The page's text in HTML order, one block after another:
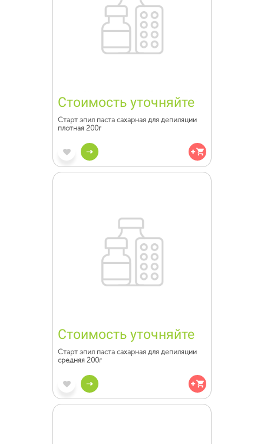
Стоимость уточняйте
Старт эпил паста сахарная для депиляции
плотная 200г
Стоимость уточняйте
Старт эпил паста сахарная для депиляции
средняя 200г